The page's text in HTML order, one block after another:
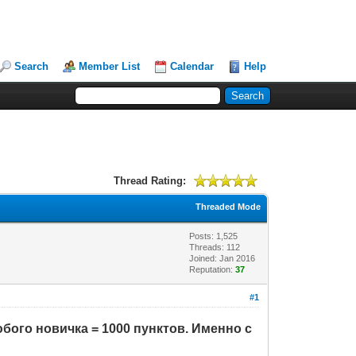
Search Member List Calendar Help
Thread Rating:
Threaded Mode
Posts: 1,525
Threads: 112
Joined: Jan 2016
Reputation:37
#1
новичка = 1000 пунктов. Именно с